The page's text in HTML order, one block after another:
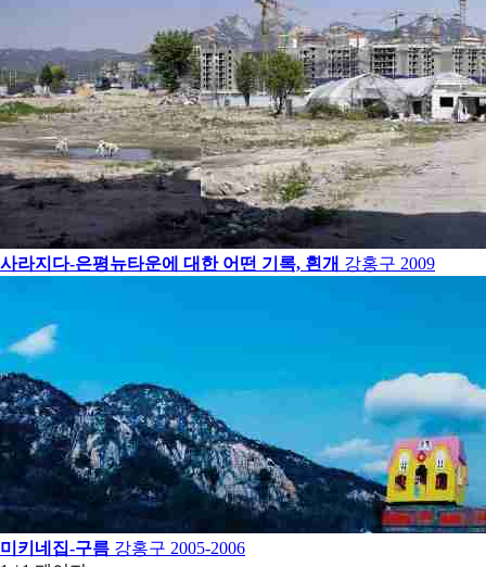
사라지다-은평뉴타운에 대한 어떤 기록, 흰개 강홍구 2009
미키네집-구름 강홍구 2005-2006